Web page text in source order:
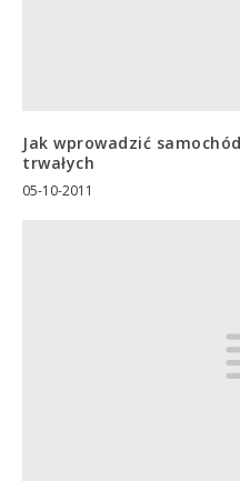
Jak wprowadzić
trwałych
05-10-2011